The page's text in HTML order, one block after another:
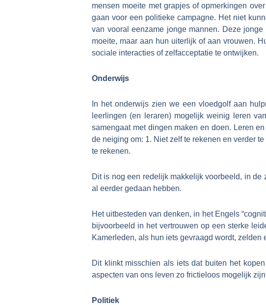
mensen moeite met grapjes of opmerkingen
gaan voor een politieke campagne. Het niet
van vooral eenzame jonge mannen. Deze
moeite, maar aan hun uiterlijk of aan vrouwen.
sociale interacties of zelfacceptatie te ontwijken.
Onderwijs
In het onderwijs zien we een vloedgolf aan
leerlingen (en leraren) mogelijk weinig leren
samengaat met dingen maken en doen. Leren
de neiging om: 1. Niet zelf te rekenen en verder
te rekenen.
Dit is nog een redelijk makkelijk voorbeeld, in
al eerder gedaan hebben.
Het uitbesteden van denken, in het Engels
bijvoorbeeld in het vertrouwen op een sterke
Kamerleden, als hun iets gevraagd wordt,
Dit klinkt misschien als iets dat buiten het
aspecten van ons leven zo frictieloos mogelijk
Politiek